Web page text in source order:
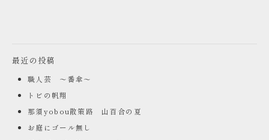
最近の投稿
職人芸 ～番傘～
トビの帆翔
那須yobou散策路 山百合の夏
お庭にゴール無し